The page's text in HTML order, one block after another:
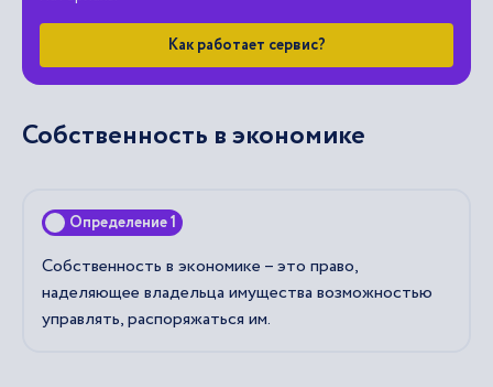
Как работает сервис?
Собственность в экономике
Определение 1
Собственность в экономике – это право,
наделяющее владельца имущества возможностью
управлять, распоряжаться им.